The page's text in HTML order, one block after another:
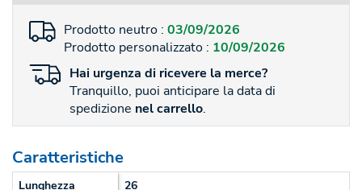
Prodotto neutro : 03/09/2026
Prodotto personalizzato : 10/09/2026
Hai urgenza di ricevere la merce?
Tranquillo, puoi anticipare la data di
spedizione nel carrello.
Caratteristiche
Lunghezza
26